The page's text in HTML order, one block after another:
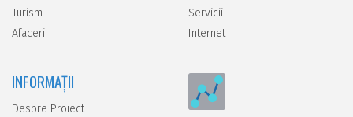
Turism
Afaceri
Servicii
Internet
INFORMAȚII
Despre Proiect